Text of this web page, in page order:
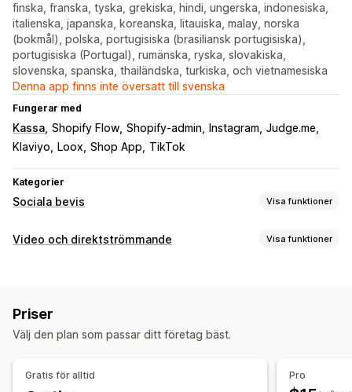
finska, franska, tyska, grekiska, hindi, ungerska, indonesiska,
italienska, japanska, koreanska, litauiska, malay, norska
(bokmål), polska, portugisiska (brasiliansk portugisiska),
portugisiska (Portugal), rumänska, ryska, slovakiska,
slovenska, spanska, thailändska, turkiska, och vietnamesiska
Denna app finns inte översatt till svenska
Fungerar med
Kassa Shopify Flow Shopify-admin Instagram Judge.me
Klaviyo
Loox Shop App TikTok
Kategorier
Sociala bevis Visa funktioner
Innehållstyper
Produktvisningar
Köpbara flöden
Anpassade layouter Sociala länkar
Spårning av engagemang
Video och direktströmmande Visa funktioner
Lägg i varukorgen
Multi-channel Analysverktyg
Videospelare
Priser
Välj den plan som passar ditt företag bäst.
Gratis för alltid Pro